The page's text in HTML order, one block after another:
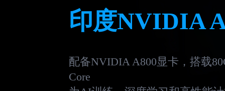
印度NVIDIA
配备NVIDIA A800显卡，搭载
Core